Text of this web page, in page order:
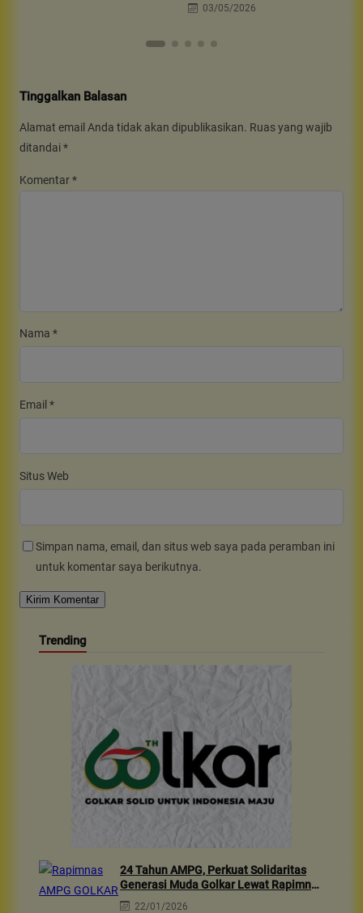
03/05/2026
Tinggalkan Balasan
Alamat email Anda tidak akan dipublikasikan. Ruas yang wajib
ditandai*
Komentar*
Nama *
Email *
Situs Web
Simpan nama, email, dan situs web saya pada peramban ini
untuk komentar saya berikutnya.
Trending
24 Tahun AMPG, Perkuat Solidaritas
Generasi Muda Golkar Lewat Rapimnas
2026 & Aksi Sosial 10rb Dhuafa
22/01/2026